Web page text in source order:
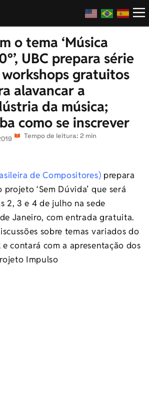
o tema ‘Música
UBC prepara série
gratuitos
alavancar a
da música;
como se inscrever
Tempo de leitura: 2 min
de Compositores) prepara
‘Sem Dúvida’ que será
2, 3 e 4 de julho na sede
Janeiro, com entrada gratuita.
sobre temas variados do
contará com a apresentação dos
Impulso